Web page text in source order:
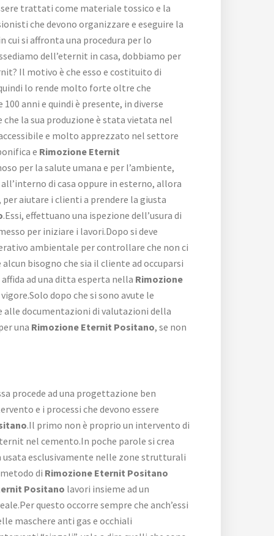
trattati come materiale tossico e la
che devono organizzare e eseguire la
cui si affronta una procedura per lo
dell’eternit in casa, dobbiamo per
Il motivo è che esso e costituito di
lo rende molto forte oltre che
anni e quindi è presente, in diverse
la sua produzione è stata vietata nel
e molto apprezzato nel settore
e Rimozione Eternit
per la salute umana e per l’ambiente,
di casa oppure in esterno, allora
aiutare i clienti a prendere la giusta
.Essi, effettuano una ispezione dell’usura di
per iniziare i lavori.Dopo si deve
ambientale per controllare che non ci
bisogno che sia il cliente ad occuparsi
ad una ditta esperta nella Rimozione
dopo che si sono avute le
alle documentazioni di valutazioni della
una Rimozione Eternit Positano, se non
procede ad una progettazione ben
e i processi che devono essere
.Il primo non è proprio un intervento di
nel cemento.In poche parole si crea
esclusivamente nelle zone strutturali
di Rimozione Eternit Positano
Positano lavori insieme ad un
questo occorre sempre che anch’essi
maschere anti gas e occhiali